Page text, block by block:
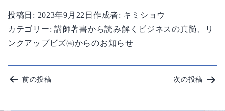
投稿日: 2023年9月22日 作成者: キミショウ
カテゴリー:講師著書から読み解くビジネスの真髄
リ
ンクアップビズ㈱からのお知らせ
投前の投稿 次の投稿